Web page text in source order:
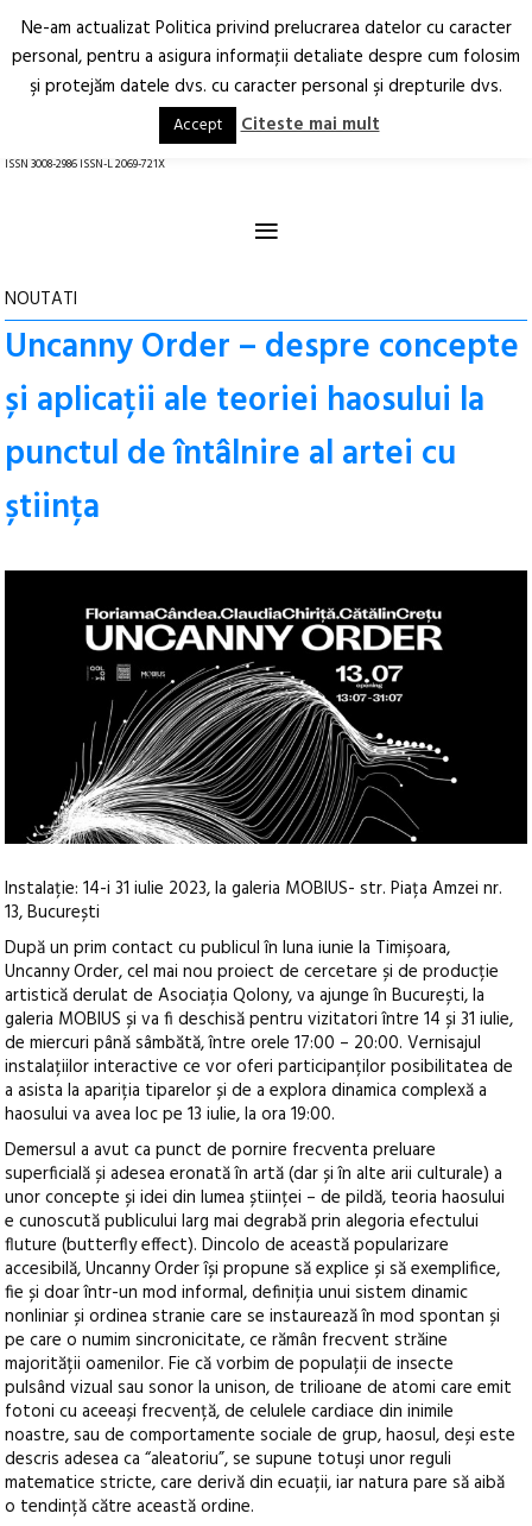
Arhitectură.
Oraș.
RO EN
ISSN 3008-2986 ISSN-L 2069-721X
≡
NOUTATI
Uncanny Order – despre concepte
și aplicații ale teoriei haosului la
punctul de întâlnire al artei cu
știința
Instalație: 14-i 31 iulie 2023, la galeria MOBIUS- str. Piața Amzei nr.
13, București
După un prim contact cu publicul în luna iunie la Timișoara,
Uncanny Order, cel mai nou proiect de cercetare și de producție
artistică derulat de Asociația Qolony, va ajunge în București, la
galeria MOBIUS și va fi deschisă pentru vizitatori între 14 și 31 iulie,
de miercuri până sâmbătă, între orele 17:00 – 20:00. Vernisajul
instalațiilor interactive ce vor oferi participanților posibilitatea de
a asista la apariția tiparelor și de a explora dinamica complexă a
haosului va avea loc pe 13 iulie, la ora 19:00.
Demersul a avut ca punct de pornire frecventa preluare
superficială și adesea eronată în artă (dar și în alte arii culturale) a
unor concepte și idei din lumea științei – de pildă, teoria haosului
e cunoscută publicului larg mai degrabă prin alegoria efectului
fluture (butterfly effect). Dincolo de această popularizare
accesibilă, Uncanny Order își propune să explice și să exemplifice,
fie și doar într-un mod informal, definiția unui sistem dinamic
nonliniar și ordinea stranie care se instaurează în mod spontan și
pe care o numim sincronicitate, ce rămân frecvent străine
majorității oamenilor. Fie că vorbim de populații de insecte
pulsând vizual sau sonor la unison, de trilioane de atomi care emit
fotoni cu aceeași frecvență, de celulele cardiace din inimile
noastre, sau de comportamente sociale de grup, haosul, deși este
descris adesea ca “aleatoriu”, se supune totuși unor reguli
matematice stricte, care derivă din ecuații, iar natura pare să aibă
o tendință către această ordine.
Ne-am actualizat Politica privind prelucrarea datelor cu caracter
personal, pentru a asigura informaţii detaliate despre cum folosim
şi protejăm datele dvs. cu caracter personal şi drepturile dvs.
Accept Citeste mai mult